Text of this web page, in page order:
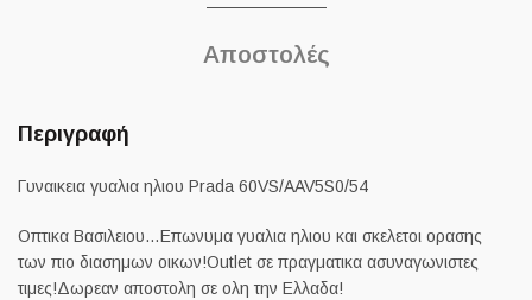
Αποστολές
Περιγραφή
Γυναικεια γυαλια ηλιου Prada 60VS/AAV5S0/54
Οπτικα Βασιλειου…Επωνυμα γυαλια ηλιου και σκελετοι ορασης
των πιο διασημων οικων!Outlet σε πραγματικα ασυναγωνιστες
τιμες!Δωρεαν αποστολη σε ολη την Ελλαδα!